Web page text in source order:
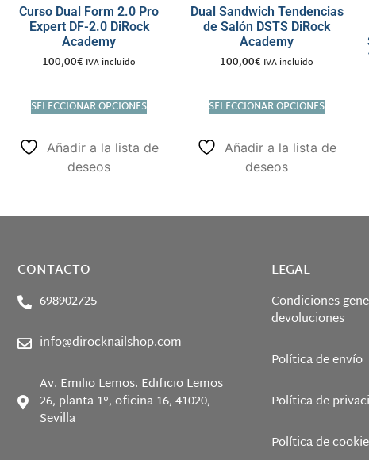
Curso Dual Form 2.0 Pro
Expert DF-2.0 DiRock
Academy
100,00€ IVA incluido
SELECCIONAR OPCIONES
Añadir a la lista de
deseos
Dual Sandwich Tendencias
de Salón DSTS DiRock
Academy
100,00€ IVA incluido
SELECCIONAR OPCIONES
Añadir a la lista de
deseos
CONTACTO
698902725
info@dirocknailshop.com
Av. Emilio Lemos. Edificio Lemos
26, planta 1°, oficina 16, 41020,
Sevilla
LEGAL
Condiciones
devoluciones
Política de envío
Política de
Política de